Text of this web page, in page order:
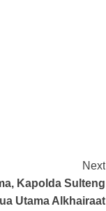
Next
Kapolda Sulteng
Utama Alkhairaat